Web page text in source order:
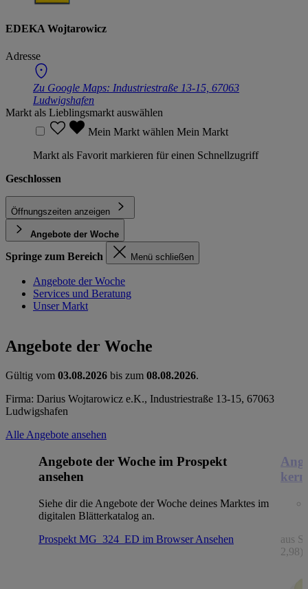
EDEKA Wojtarowicz
Adresse
Zu Google Maps: Industriestraße 13-15, 67063
Ludwigshafen
Markt als Lieblingsmarkt auswählen
Mein Markt wählen Mein Markt
Markt als Favorit markieren für einen Schnellzugriff
Geschlossen
Öffnungszeiten anzeigen
Angebote der Woche
Springe zum Bereich Menü schließen
Angebote der Woche
Services und Beratung
Unser Markt
Angebote der Woche
Gültig vom 03.08.2026 bis zum 08.08.2026.
Firma: Darius Wojtarowicz e.K., Industriestraße 13-15, 67063
Ludwigshafen
Alle Angebote ansehen
Angebote der Woche im Prospekt
ansehen
Siehe dir die Angebote der Woche deines Marktes im
digitalen Blätterkatalog an.
Prospekt MG_324_ED im BrowserAnsehen
aus
2,98)